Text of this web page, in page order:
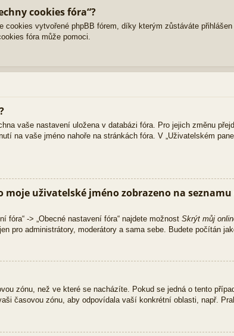
cookies fóra“?
cookies vytvořené phpBB fórem, díky kterým zůstáváte
fóra může pomoci.
vaše nastavení uložena v databázi fóra. Pro jejich změnu
na vaše jméno nahoře na stránkách fóra. V „Uživatelském
uživatelské jméno zobrazeno na
fóra“ -> „Obecné nastavení fóra“ najdete možnost Skrýt můj
pro administrátory, moderátory a sama sebe. Budete počítán
zónu, než ve které se nacházíte. Pokud se jedná o tento
časovou zónu, aby odpovídala vaší konkrétní oblasti, např.